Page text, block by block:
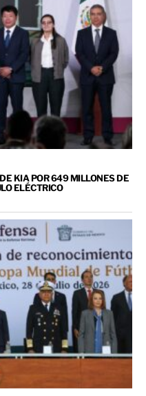
KIA POR 649 MILLONES DE
ELÉCTRICO